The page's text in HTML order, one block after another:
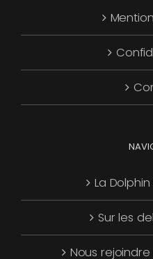
La
Sur les
Nous